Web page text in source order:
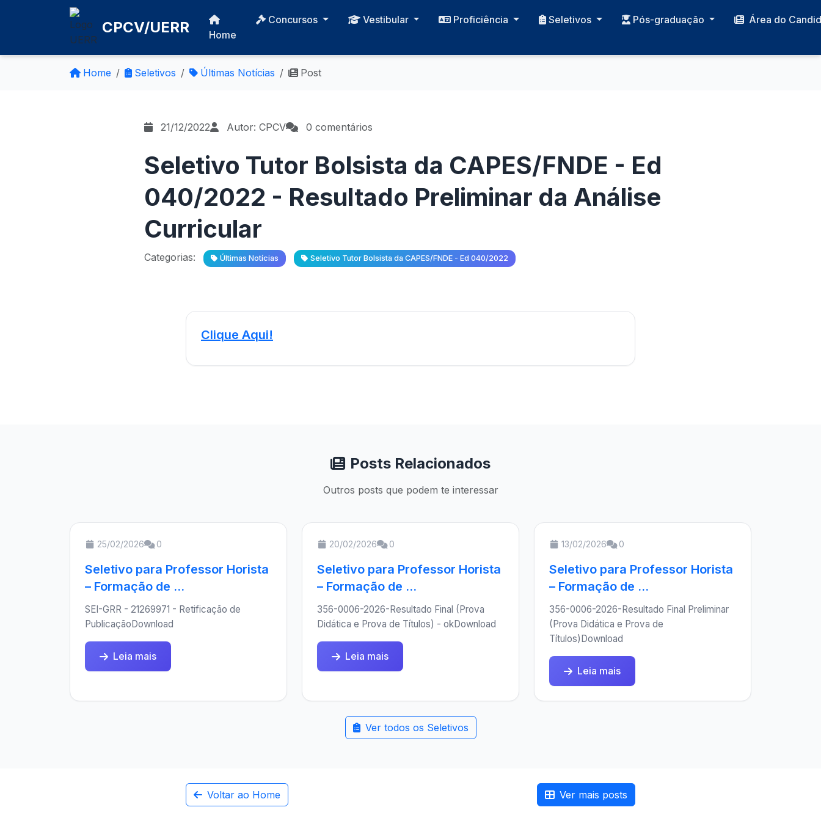
CPCV/UERR Home
Concursos Vestibular Proficiência Seletivos Pós-graduação Área do
Home Seletivos Últimas Notícias Post
21/12/2022 Autor: CPCV 0 comentários
Seletivo Tutor Bolsista da CAPES/FNDE - Ed
040/2022 - Resultado Preliminar da Análise
Curricular
Categorias: Últimas Notícias Seletivo Tutor Bolsista da CAPES/FNDE - Ed 040/2022
Clique Aqui!
Posts Relacionados
Outros posts que podem te interessar
25/02/2026 0
Seletivo para Professor Horista
– Formação de ...
SEI-GRR - 21269971 - Retificação de
PublicaçãoDownload
Leia mais
20/02/2026 0
Seletivo para Professor Horista
– Formação de ...
356-0006-2026-Resultado Final (Prova
Didática e Prova de Títulos) - okDownload
Leia mais
13/02/2026 0
Seletivo para Professor Horista
– Formação de ...
356-0006-2026-Resultado Final Preliminar
(Prova Didática e Prova de
Títulos)Download
Leia mais
Ver todos os Seletivos
Voltar ao Home Ver mais posts